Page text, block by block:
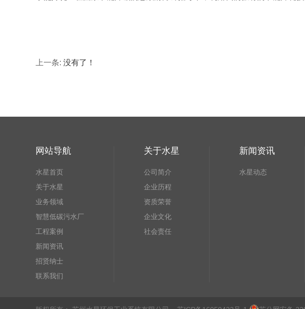
上一条: 没有了！
网站导航
水星首页
关于水星
业务领域
智慧低碳污水厂
工程案例
新闻资讯
招贤纳士
联系我们
关于水星
公司简介
企业历程
资质荣誉
企业文化
社会责任
新闻资讯
水星动态